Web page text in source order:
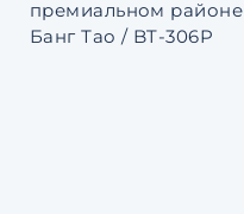
премиальном районе
Банг Тао / BT-306P